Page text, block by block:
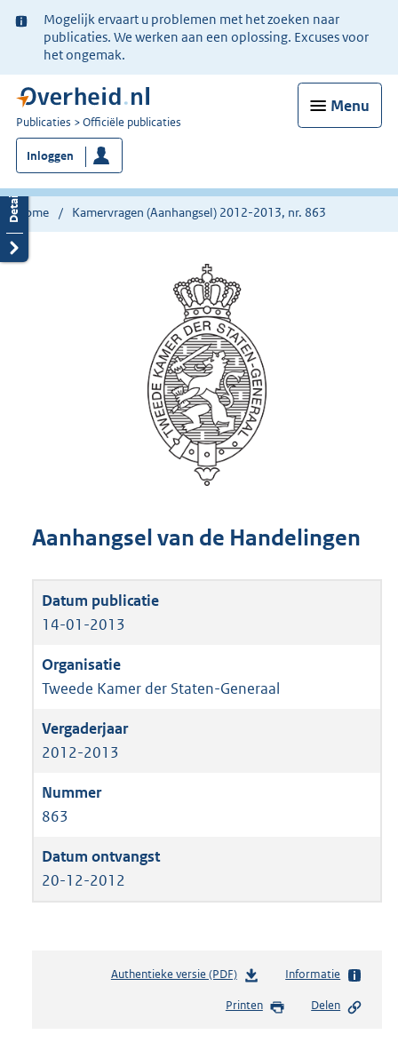
Ter
informatie:
Mogelijk ervaart u problemen met het zoeken naar
publicaties. We werken aan een oplossing. Excuses voor
het ongemak.
Menu
U
bent
nu
hier:
Publicaties Officiële publicaties
Inloggen
Home Kamervragen (Aanhangsel) 2012-2013, nr. 863
Aanhangsel van de Handelingen
14-01-2013
Tweede Kamer der Staten-Generaal
2012-2013
863
20-12-2012
Authentieke versie (PDF)b
s
Informatie
Printen Delen